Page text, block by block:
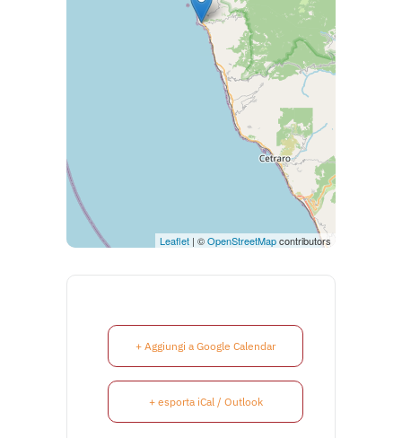
Leaflet | ©OpenStreetMapcontributors
+ Aggiungi a Google Calendar
+ esporta iCal / Outlook